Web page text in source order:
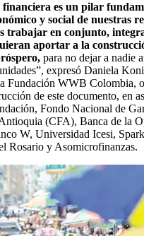
es un pilar
y social de nuestras
trabajar en conjunto,
aportar a la
para no dejar a nadie
expresó Daniela
Fundación WWB Colombia,
de este documento, en
Fondo Nacional de
(CFA), Banca de la
W, Universidad Icesi,
Rosario y Asomicrofinanzas.